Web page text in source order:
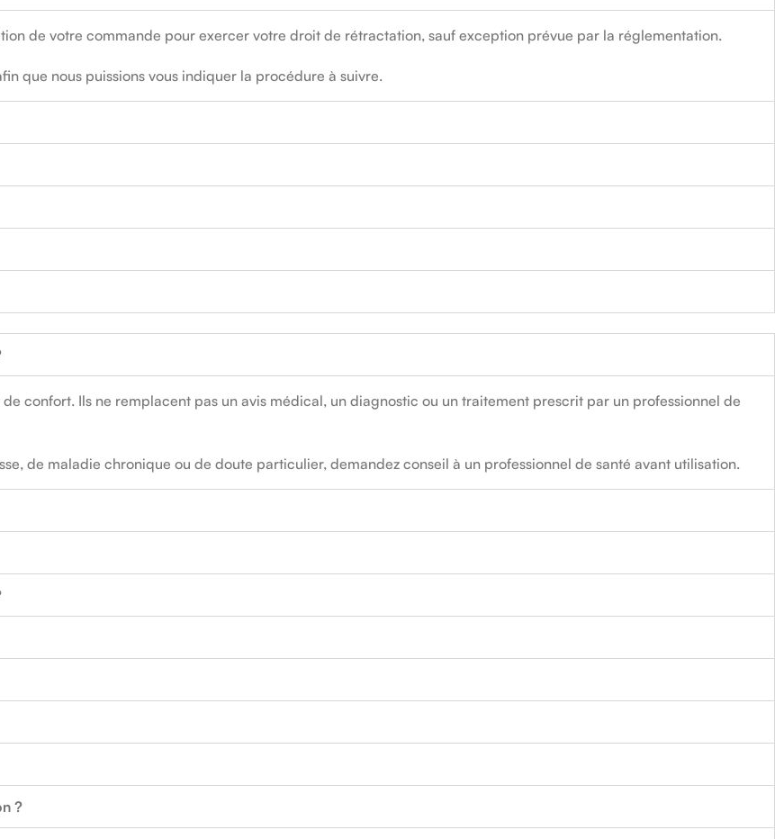
de votre commande pour exercer votre droit de rétractation, sauf exception prévue par la réglementation.
que nous puissions vous indiquer la procédure à suivre.
confort. Ils ne remplacent pas un avis médical, un diagnostic ou un traitement prescrit par un professionnel de
de maladie chronique ou de doute particulier, demandez conseil à un professionnel de santé avant utilisation.
?